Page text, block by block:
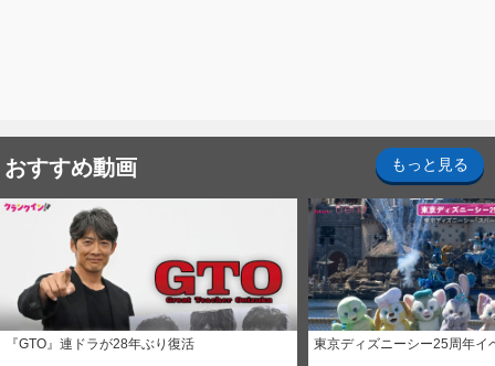
おすすめ動画 もっと見る
『GTO』連ドラが28年ぶり復活 東京ディズニーシー25周年イ